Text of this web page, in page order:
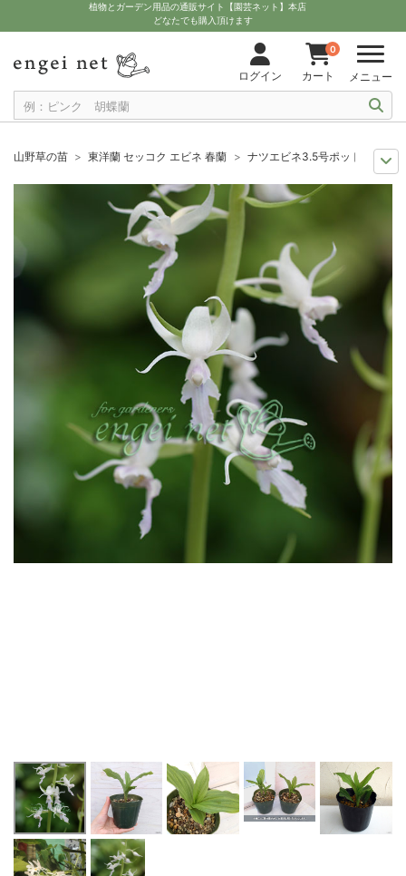
植物とガーデン用品の通販サイト【園芸ネット】本店
どなたでも購入頂けます
ログイン
0
カート メニュー
山野草の苗 東洋蘭 セッコク エビネ 春蘭
ナツエビネ3.5号ポット 2株セッ
おすすめ植物
ラン科植物 ナツエビネ3.5号ポット 2株セット